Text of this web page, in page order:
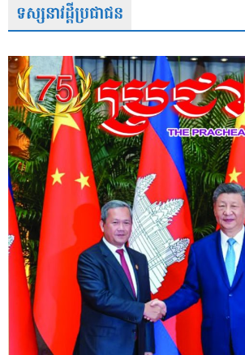
ទស្សនាវដ្តីប្រជាជន